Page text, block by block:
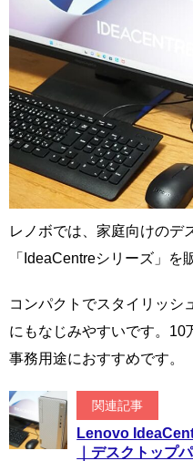
レノボでは、家庭向けのデ
「IdeaCentreシリーズ」を
コンパクトでスタイリッシ
にもなじみやすいです。10
事務用途におすすめです。
関連記事
Lenovo
｜デスクトップ